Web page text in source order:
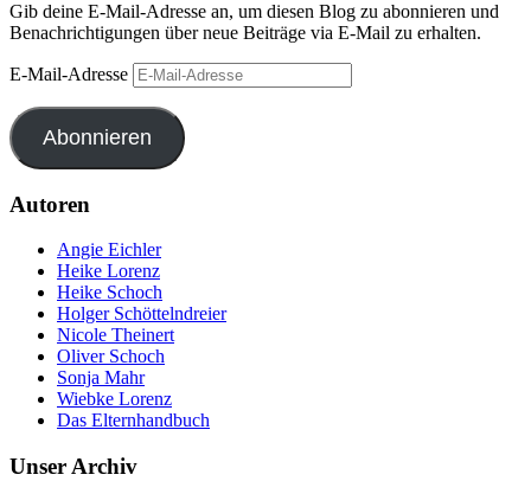
Gib deine E-Mail-Adresse an, um diesen Blog zu abonnieren und
Benachrichtigungen über neue Beiträge via E-Mail zu erhalten.
E-Mail-Adresse
Abonnieren
Autoren
Angie Eichler
Heike Lorenz
Heike Schoch
Holger Schöttelndreier
Nicole Theinert
Oliver Schoch
Sonja Mahr
Wiebke Lorenz
Das Elternhandbuch
Unser Archiv